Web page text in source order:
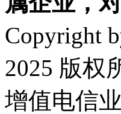
Copyright
2025 版权
增值电信